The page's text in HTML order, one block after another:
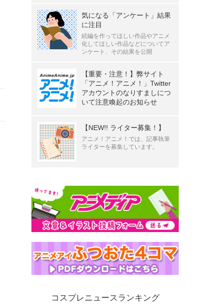
気になる「アンケート」結果
に注目
続編を作ってほしい作品やアニメ
化してほしい作品などについてア
ンケート、その結果を公開
【重要・注意！】弊サイト
「アニメ！アニメ！」Twitter
アカウントのなりすましにつ
いて注意喚起のお知らせ
【NEW!! ライター募集！】
アニメ！アニメ！では、記事執筆
ライターを募集しています。
コスプレニュースランキング